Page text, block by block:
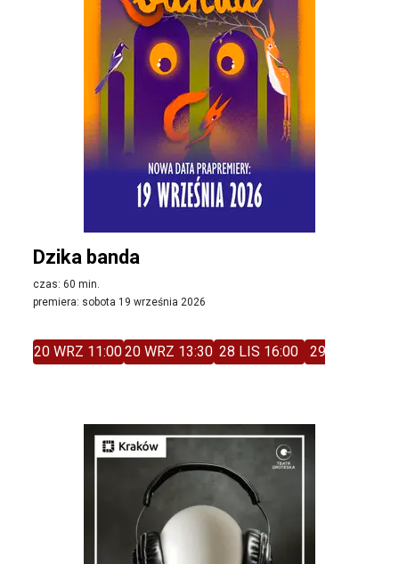
Dzika banda
czas: 60 min.
premiera: sobota 19 września 2026
20 WRZ 11:0020 WRZ 13:30 28 LIS 16:00 29 LIS 11:00